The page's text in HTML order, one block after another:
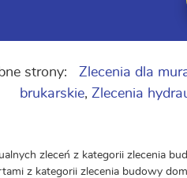
strony: Zlecenia dla
brukarskie, Zlecenia
zleceń z kategorii zlecenia
z kategorii zlecenia budowy